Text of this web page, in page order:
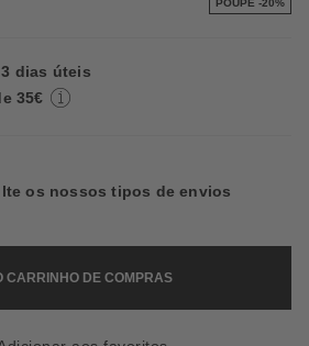
POUPE -20%
dias úteis
35€
os nossos tipos de envios
CARRINHO DE COMPRAS